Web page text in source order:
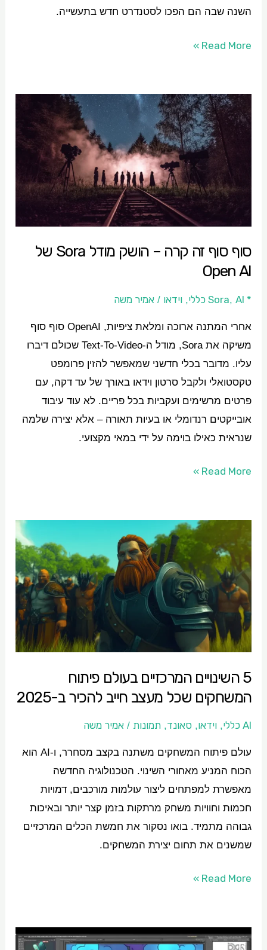
השנה שבה הם הפכו לסטנדרט חדש בתעשייה.
Read More »
סוף סוף זה קרה – הושק מודל Sora של
Open AI
* Sora
, AI כללי ,וידאו /אמיר משה
אחרי המתנה ארוכה ומלאת ציפיות, OpenAI סוף סוף
משיקה את Sora, מודל ה-Text-To-Video שכולם דיברו
עליו. מדובר בכלי חדשני שמאפשר להזין פרומפט
טקסטואלי ולקבל סרטון וידאו באורך של עד דקה, עם
פרטים מרשימים ועקביות בכל פריים. לא עוד עיבוד
אובייקטים רנדומלי או בעיות תאורה – אלא יצירה שלמה
שנראית כאילו בוימה על ידי במאי מקצועי.
סוף
סוף
הושק
מודל
של
Open
Read More »
5 השינויים המרכזיים בעולם פיתוח
המשחקים שכל מעצב חייב להכיר ב-2025
AI כללי ,וידאו,סאונד,תמונות /אמיר משה
עולם פיתוח המשחקים משתנה בקצב מסחרר, ו-AI הוא
הכוח המניע מאחורי השינוי. הטכנולוגיה החדשה
מאפשרת למפתחים ליצור עולמות מורכבים, דמויות
חכמות וחוויות משחק מרתקות בזמן קצר יותר ובאיכות
גבוהה מתמיד. בואו נסקור את חמשת הכלים המרכזיים
שמשנים את תחום יצירת המשחקים.
השינויים
המרכזיים
בעולם
פיתוח
המשחקים
שכל
חייב
להכיר
Read More »
6